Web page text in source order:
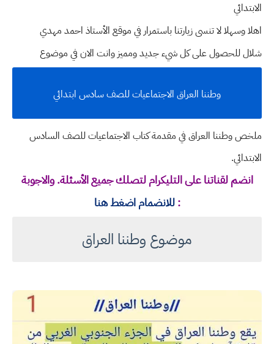
الابتدائي
اهلا وسهلالا تنسى زيارتنا باستمرار في موقع الأستاذ احمد مهدي
شلال للحصول على كل شيء جديد ومميز وانت الان في موضوع
وطننا العراق الاجتماعيات للصف سادس ابتدائي
ملخص وطننا العراق في مقدمة كتاب الاجتماعيات للصف السادس
الابتدائي.
انضم لقناتنا على التليكرام لتصلك جميع الأسئلة. والاجوبة
: للانضمام اضغط هنا
موضوع وطننا العراق